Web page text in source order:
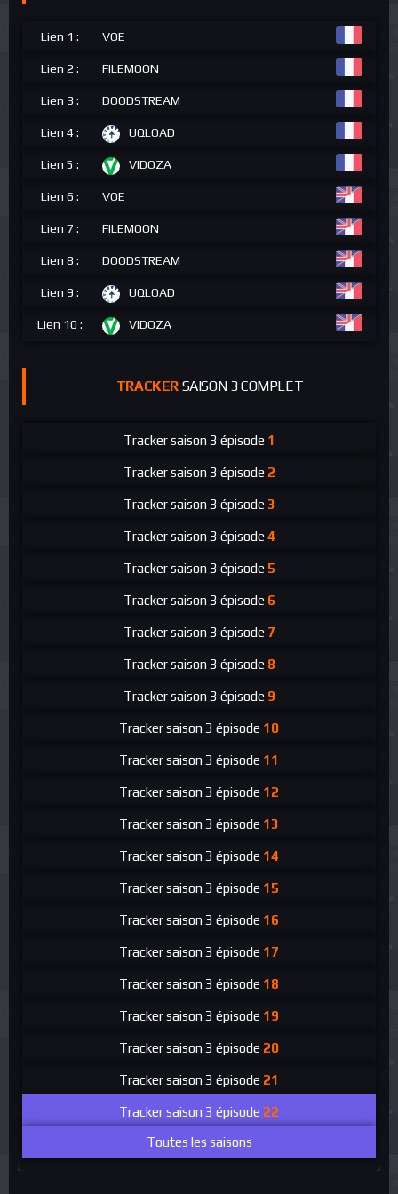
Lien 1 : VOE
Lien 2 : FILEMOON
Lien 3 : DOODSTREAM
Lien 4 : UQLOAD
Lien 5 : VIDOZA
Lien 6 : VOE
Lien 7 : FILEMOON
Lien 8 : DOODSTREAM
Lien 9 : UQLOAD
Lien 10 : VIDOZA
TRACKER SAISON 3 COMPLET
Tracker saison 3 épisode 1
Tracker saison 3 épisode 2
Tracker saison 3 épisode 3
Tracker saison 3 épisode 4
Tracker saison 3 épisode 5
Tracker saison 3 épisode 6
Tracker saison 3 épisode 7
Tracker saison 3 épisode 8
Tracker saison 3 épisode 9
Trackersaison 3 épisode 10
Trackersaison 3 épisode 11
Trackersaison 3 épisode 12
Trackersaison 3 épisode 13
Trackersaison 3 épisode 14
Trackersaison 3 épisode 15
Trackersaison 3 épisode 16
Trackersaison 3 épisode 17
Trackersaison 3 épisode 18
Trackersaison 3 épisode 19
Trackersaison 3 épisode 20
Trackersaison 3 épisode 21
Trackersaison 3 épisode 22
Toutes les saisons